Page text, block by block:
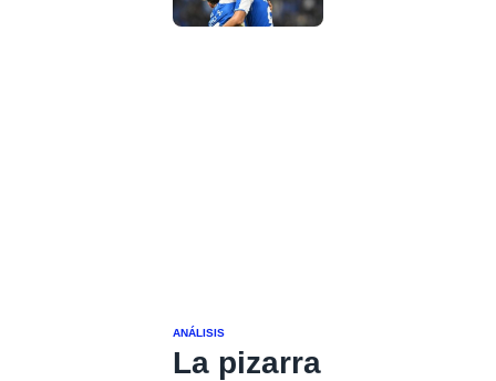
ANÁLISIS
La pizarra